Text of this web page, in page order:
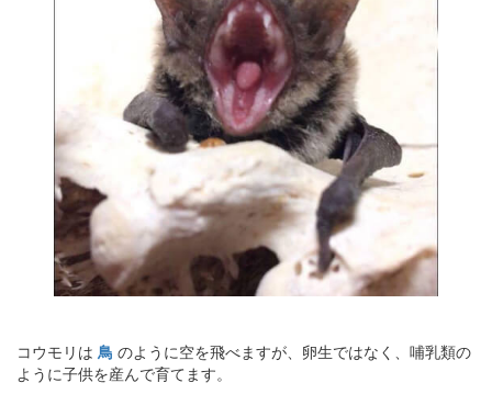
コウモリは 鳥 のように空を飛べますが、卵生ではなく、哺乳類の
ように子供を産んで育てます。